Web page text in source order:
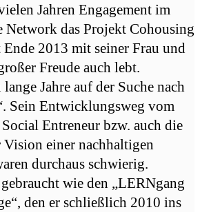
Jahren Engagement im
das Projekt Cohousing
2013 mit seiner Frau und
Freude auch lebt.
Jahre auf der Suche nach
Sein Entwicklungsweg vom
Entreneur bzw. auch die
Vision einer nachhaltigen
durchaus schwierig.
wie den „LERNgang
den er schließlich 2010 ins